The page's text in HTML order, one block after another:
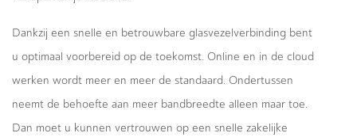
Dankzij een snelle en betrouwbare glasvezelverbinding bent
u optimaal voorbereid op de toekomst. Online en in de cloud
werken wordt meer en meer de standaard. Ondertussen
neemt de behoefte aan meer bandbreedte alleen maar toe.
Dan moet u kunnen vertrouwen op een snelle zakelijke